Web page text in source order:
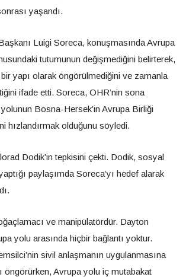
yaşandı.
Luigi Soreca, konuşmasında Avrupa
tutumunun değişmediğini belirterek,
bir yapı olarak öngörülmediğini ve zamanla
ifade etti. Soreca, OHR’nin sona
yolunun Bosna-Hersek’in Avrupa Birliği
hızlandırmak olduğunu söyledi.
Dodik’in tepkisini çekti. Dodik, sosyal
paylaşımda Soreca’yı hedef alarak
ve manipülatördür. Dayton
yolu arasında hiçbir bağlantı yoktur.
sivil anlaşmanın uygulanmasına
öngörürken, Avrupa yolu iç mutabakat